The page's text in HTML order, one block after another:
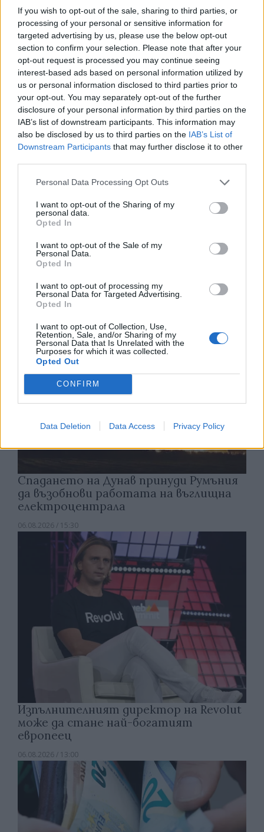
If you wish to opt-out of the sale, sharing to third parties, or
processing of your personal or sensitive information for
targeted advertising by us, please use the below opt-out
section to confirm your selection. Please note that after your
opt-out request is processed you may continue seeing
interest-based ads based on personal information utilized by
us or personal information disclosed to third parties prior to
your opt-out. You may separately opt-out of the further
disclosure of your personal information by third parties on the
IAB’s list of downstream participants. This information may
also be disclosed by us to third parties on the IAB’s List of
Downstream Participants that may further disclose it to other
Personal Data Processing Opt Outs
I want to opt-out of the Sharing of my
personal data.
Opted In
I want to opt-out of the Sale of my
Personal Data.
Opted In
I want to opt-out of processing my
Personal Data for Targeted Advertising.
Opted In
I want to opt-out of Collection, Use,
Retention, Sale, and/or Sharing of my
Personal Data that Is Unrelated with the
Purposes for which it was collected.
Opted Out
CONFIRM
Data Deletion Data Access Privacy Policy
Износът на електромобили от Китай
е нараснал със 120%
06.08.2026 / 16:30
Ню Йорк стана 14-ият щат на САЩ, в
06.08.2026 / 16:00
Спадането на Дунав принуди Румъния
да възобнови работата на въглищна
електроцентрала
06.08.2026 / 15:30
Изпълнителният директор на Revolut
може да стане най-богатият
европеец
06.08.2026 / 13:00